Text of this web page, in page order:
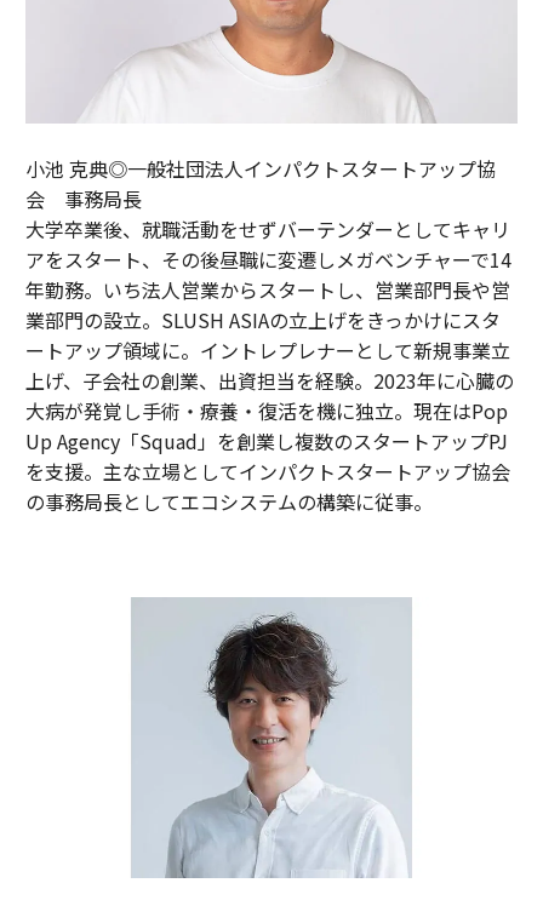
小池 克典◎一般社団法人インパクトスタートアップ協
会 事務局長
大学卒業後、就職活動をせずバーテンダーとしてキャリ
アをスタート、その後昼職に変遷しメガベンチャーで14
年勤務。いち法人営業からスタートし、営業部門長や営
業部門の設立。SLUSH ASIAの立上げをきっかけにスタ
ートアップ領域に。イントレプレナーとして新規事業立
上げ、子会社の創業、出資担当を経験。2023年に心臓の
大病が発覚し手術・療養・復活を機に独立。現在はPop
Up Agency「Squad」を創業し複数のスタートアップPJ
を支援。主な立場としてインパクトスタートアップ協会
の事務局長としてエコシステムの構築に従事。